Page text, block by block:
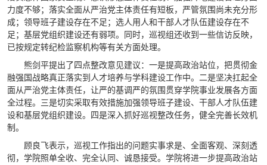
力度不够；落实全面从严治党主体责任有短板，严管氛围尚未充分形
成；领导班子建设存在不足；选人用人和干部人才队伍建设存在不
足；基层党组织建设还有弱项。同时，巡视组还收到一些信访反映，
已按规定转纪检监察机构等有关方面处理。
熊剑平提出了四点整改意见建议：一是提高政治站位，把贯彻金
融强国战略真正落实到人才培养与学科建设工作中。二是坚决扛起全
面从严治党主体责任，让严的基调严的氛围贯穿学院事业发展各方面
全过程。三是切实采取有效措施加强领导班子建设、干部人才队伍建
设和基层党组织建设。四是深入抓好巡视整改任务，健全完善长效机
制。
顾良飞表示，巡视工作指出的问题实事求是、全面客观、深刻透
彻，学院照单全收、完全认同、诚恳接受。学院将进一步提高政治站